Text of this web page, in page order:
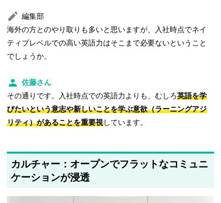
編集部
海外の方とのやり取りも多いと思いますが、入社時点でネイ
ティブレベルでの高い英語力はそこまで必要ないということ
でしょうか。
佐藤さん
その通りです。入社時点での英語力よりも、むしろ英語を学
びたいという意志や新しいことを学ぶ意欲（ラーニングアジ
リティ）があることを重要視しています。
カルチャー：オープンでフラットなコミュニ
ケーションが浸透